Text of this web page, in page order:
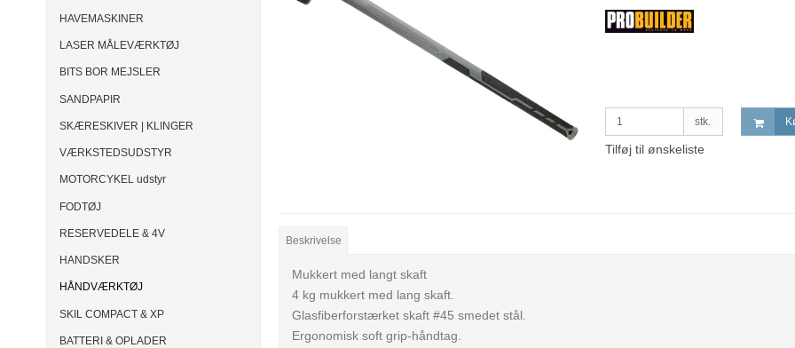
HAVEMASKINER
LASER MÅLEVÆRKTØJ
BITS BOR MEJSLER
SANDPAPIR
SKÆRESKIVER | KLINGER
VÆRKSTEDSUDSTYR
MOTORCYKEL udstyr
FODTØJ
RESERVEDELE & 4V
HANDSKER
HÅNDVÆRKTØJ
SKIL COMPACT & XP
BATTERI & OPLADER
stk.
Tilføj til ønskeliste
Beskrivelse
Mukkert med langt skaft
4 kg mukkert med lang skaft.
Glasfiberforstærket skaft #45 smedet stål.
Ergonomisk soft grip-håndtag.